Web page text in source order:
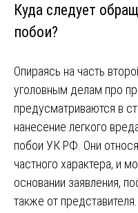
Куда следует
побои?
Опираясь на часть
уголовным делам про
предусматриваются в
нанесение легкого
побои УК РФ. Они
частного характера, и
основании заявления,
также от представителя.